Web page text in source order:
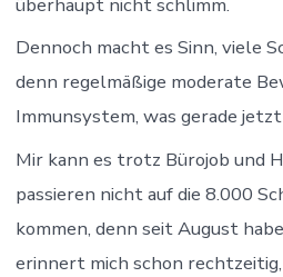
überhaupt nicht schlimm.
Dennoch macht es Sinn, viele
denn regelmäßige moderate
Immunsystem, was gerade
Mir kann es trotz Bürojob und
passieren nicht auf die 8.000
kommen, denn seit August
erinnert mich schon